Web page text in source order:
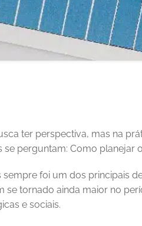
ter perspectiva, mas na
se perguntam: Como planejar
sempre foi um dos principais
se tornado ainda maior no
e sociais.